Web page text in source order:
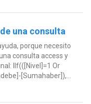
una consulta
porque necesito
consulta access y
IIf(([Nivel]=1 Or
[Sumahaber]),...